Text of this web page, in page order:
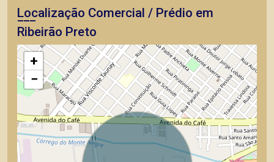
Localização Comercial / Prédio em
Ribeirão Preto
+
−